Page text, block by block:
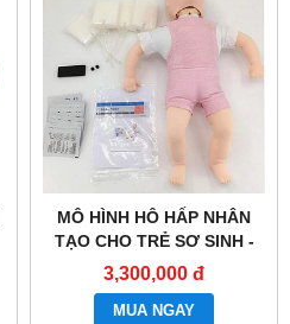
MÔ HÌNH HÔ HẤP NHÂN
TẠO CHO TRẺ SƠ SINH -
BÚP BÊ THỰC HÀNH CPR -
MÔ HÌNH SƠ CỨU CHO
TRẺ SƠ SINH - MÔ PHỎNG
3,300,000 đ
MUA NGAY